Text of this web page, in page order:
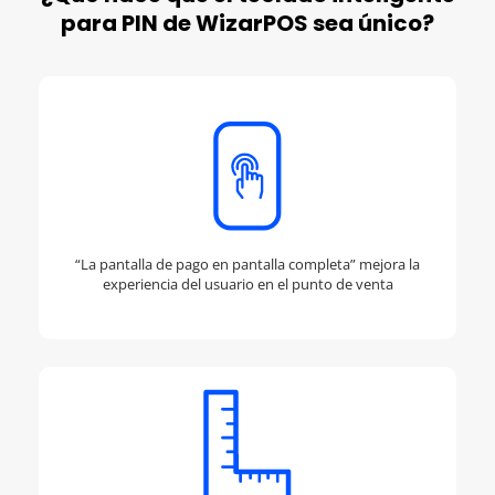
para PIN de WizarPOS sea único?
“La pantalla de pago en pantalla completa” mejora la
experiencia del usuario en el punto de venta